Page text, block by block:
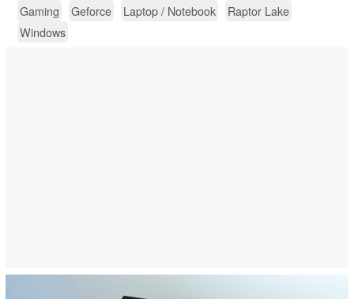
Gaming Geforce Laptop / Notebook
Raptor Lake
Windows